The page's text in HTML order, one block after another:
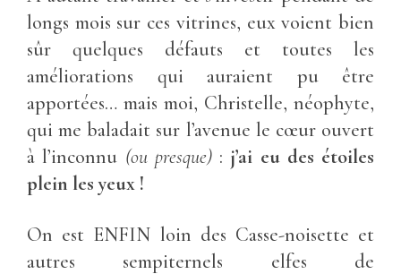
longs mois sur ces vitrines, eux voient bien
sûr quelques défauts et toutes les
améliorations qui auraient pu être
apportées… mais moi, Christelle, néophyte,
qui me baladait sur l’avenue le cœur ouvert
à l’inconnu (ou presque): j’ai eu des étoiles
plein les yeux !
On est ENFIN loin des Casse-noisette et
autres sempiternels elfes de